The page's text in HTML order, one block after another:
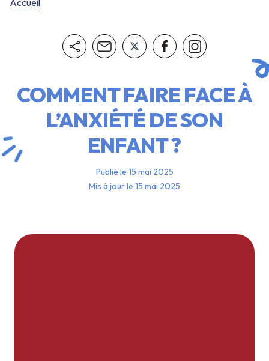
Accueil
COMMENT FAIRE FACE À
L’ANXIÉTÉ DE SON
ENFANT ?
Publié le 15 mai 2025
Mis à jour le 15 mai 2025